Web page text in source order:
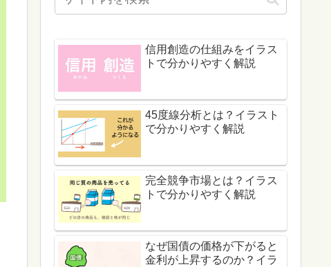
信用創造の仕組みをイラス
トで分かりやすく解説
45度線分析とは？イラスト
で分かりやすく解説
完全競争市場とは？イラス
トで分かりやすく解説
なぜ国債の価格が下がると
金利が上昇するのか？イラ